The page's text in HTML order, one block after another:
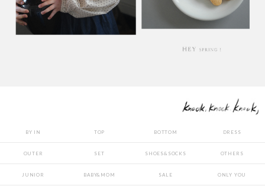
BY IN TOP BOTTOM DRESS
OUTER SET SHOES&SOCKS OTHERS
JUNIOR BABY&MOM SALE ONLY YOU